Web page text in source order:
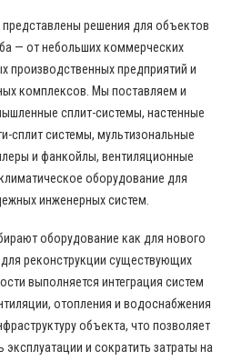
представлены решения для объектов
— от небольших коммерческих
производственных предприятий и
комплексов. Мы поставляем и
сплит-системы, настенные
сплит системы, мультизональные
и фанкойлы, вентиляционные
оборудование для
инженерных систем.
оборудование как для нового
для реконструкции существующих
выполняется интеграция систем
отопления и водоснабжения
объекта, что позволяет
и сократить затраты на